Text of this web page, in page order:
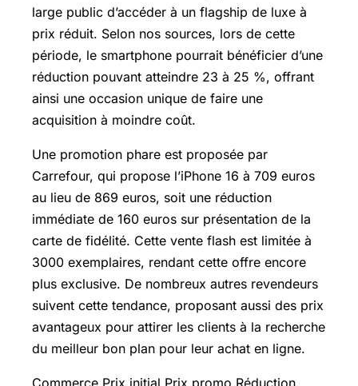
large public d’accéder à un flagship de luxe à
prix réduit. Selon nos sources, lors de cette
période, le smartphone pourrait bénéficier d’une
réduction pouvant atteindre 23 à 25 %, offrant
ainsi une occasion unique de faire une
acquisition à moindre coût.
Une promotion phare est proposée par
Carrefour, qui propose l’iPhone 16 à 709 euros
au lieu de 869 euros, soit une réduction
immédiate de 160 euros sur présentation de la
carte de fidélité. Cette vente flash est limitée à
3000 exemplaires, rendant cette offre encore
plus exclusive. De nombreux autres revendeurs
suivent cette tendance, proposant aussi des prix
avantageux pour attirer les clients à la recherche
du meilleur bon plan pour leur achat en ligne.